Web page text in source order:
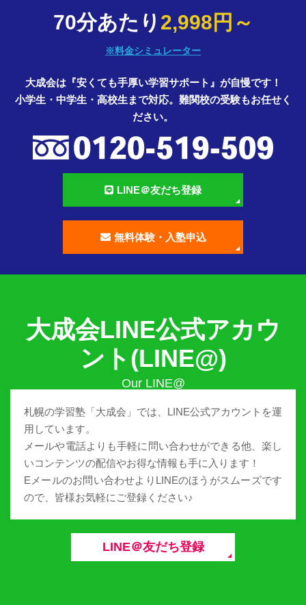
70分あたり 2,998円～
※料金シミュレーター
大成会は『安くても手厚い学習サポート』が自慢です！
小学生・中学生・高校生まで対応。難関校の受験もお任せく
ださい。
LINE＠友だち登録
無料体験・入塾申込
大成会LINE公式アカウ
ント(LINE@)
札幌の学習塾「大成会」では、LINE公式アカウントを運
用しています。
メールや電話よりも手軽に問い合わせができる他、楽し
いコンテンツの配信やお得な情報も手に入ります！
Eメールのお問い合わせよりLINEのほうがスムーズです
ので、皆様お気軽にご登録ください♪
LINE＠友だち登録